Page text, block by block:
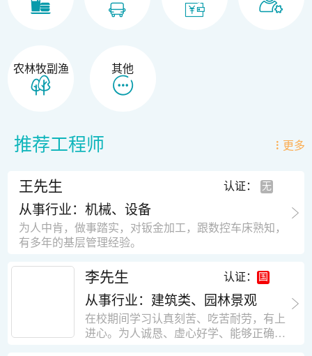
农林牧副渔 其他
推荐工程师 更多
王先生 认证：
从事行业：机械、设备
为人中肯，做事踏实，对钣金加工，跟数控车床熟知，
有多年的基层管理经验。
李先生 认证：
从事行业：建筑类、园林景观
在校期间学习认真刻苦、吃苦耐劳，有上
进心。为人诚恳、虚心好学、能够正确对